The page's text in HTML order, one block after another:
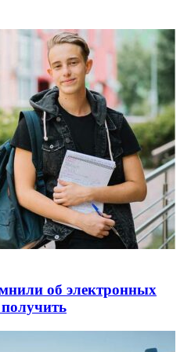
об электронных